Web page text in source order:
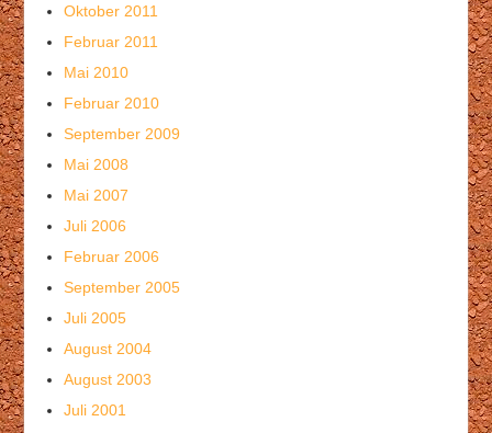
Oktober 2011
Februar 2011
Mai 2010
Februar 2010
September 2009
Mai 2008
Mai 2007
Juli 2006
Februar 2006
September 2005
Juli 2005
August 2004
August 2003
Juli 2001